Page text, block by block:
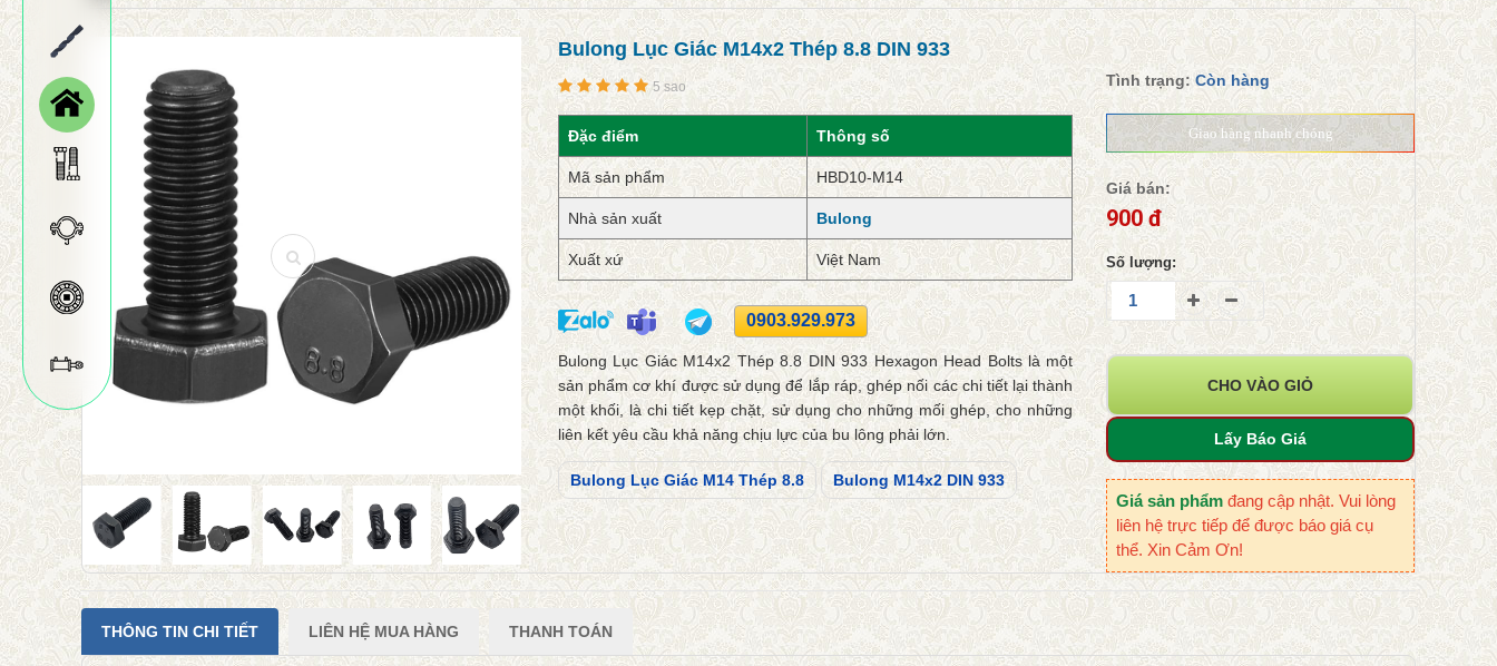
Bulong Lục Giác M14x2 Thép 8.8 DIN 933
5 sao
Đặc điểm Thông số
Mã sản phẩm HBD10-M14
Nhà sản xuất Bulong
Xuất xứ Việt Nam
0903.929.973
Bulong Lục Giác M14x2 Thép 8.8 DIN 933 Hexagon Head Bolts là một
sản phẩm cơ khí được sử dụng để lắp ráp, ghép nối các chi tiết lại thành
một khối, là chi tiết kẹp chặt, sử dụng cho những mối ghép, cho những
liên kết yêu cầu khả năng chịu lực của bu lông phải lớn.
Bulong Lục Giác M14 Thép 8.8 Bulong M14x2 DIN 933
Tình trạng:Còn hàng
Giao hàng nhanh chóng
Giá bán:
900 đ
Số lượng:
CHO VÀO GIỎ
Lấy Báo Giá
Giá sản phẩm đang cập nhật. Vui lòng
liên hệ trực tiếp để được báo giá cụ
thể. Xin Cảm Ơn!
THÔNG TIN CHI TIẾT LIÊN HỆ MUA HÀNG THANH TOÁN